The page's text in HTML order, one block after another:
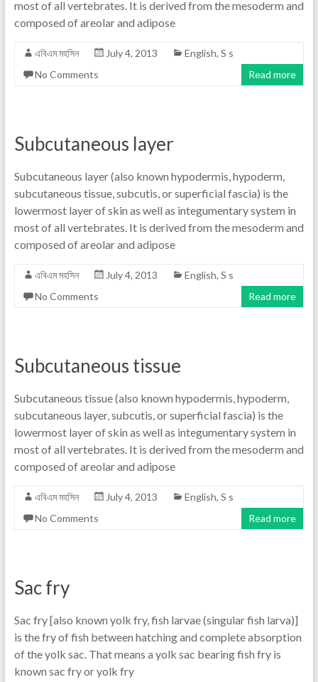
most of all vertebrates. It is derived from the mesoderm and
composed of areolar and adipose
এবিএম মহসিন July 4, 2013 English, S s
No Comments
Read more
Subcutaneous layer
Subcutaneous layer (also known hypodermis, hypoderm,
subcutaneous tissue, subcutis, or superficial fascia) is the
lowermost layer of skin as well as integumentary system in
most of all vertebrates. It is derived from the mesoderm and
composed of areolar and adipose
এবিএম মহসিন July 4, 2013 English, S s
No Comments
Read more
Subcutaneous tissue
Subcutaneous tissue (also known hypodermis, hypoderm,
subcutaneous layer, subcutis, or superficial fascia) is the
lowermost layer of skin as well as integumentary system in
most of all vertebrates. It is derived from the mesoderm and
composed of areolar and adipose
এবিএম মহসিন July 4, 2013 English, S s
No Comments
Read more
Sac fry
Sac fry [also known yolk fry, fish larvae (singular fish larva)]
is the fry of fish between hatching and complete absorption
of the yolk sac. That means a yolk sac bearing fish fry is
known sac fry or yolk fry